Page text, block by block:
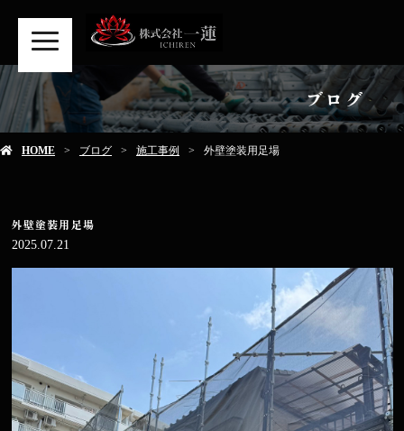
ブログ
HOME ブログ 施工事例 外壁塗装用足場
外壁塗装用足場
2025.07.21